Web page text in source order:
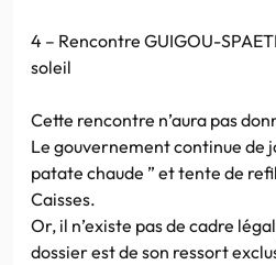
4 – Rencontre GUIGOU-
soleil
Cette rencontre n’aura pas
Le gouvernement continue de
patate chaude ” et tente de
Caisses.
Or, il n’existe pas de cadre
dossier est de son ressort